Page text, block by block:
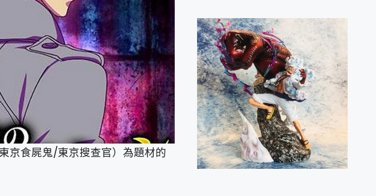
京食屍鬼/東京搜查官）為題材的